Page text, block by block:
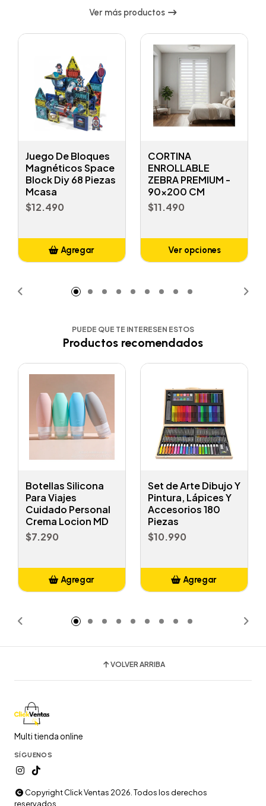
Ver más productos
Juego De Bloques
Magnéticos Space
Block Diy 68 Piezas
Mcasa
$12.490
Agregar
CORTINA
ENROLLABLE
ZEBRA PREMIUM -
90x200 CM
$11.490
Ver opciones
PUEDE QUE TE INTERESEN ESTOS
Productos recomendados
Botellas Silicona
Para Viajes
Cuidado Personal
Crema Locion MD
$7.290
Agregar
Set de Arte Dibujo Y
Pintura, Lápices Y
Accesorios 180
Piezas
$10.990
Agregar
VOLVER ARRIBA
Multi tienda online
SÍGUENOS
Copyright Click Ventas 2026. Todos los derechos
reservados.